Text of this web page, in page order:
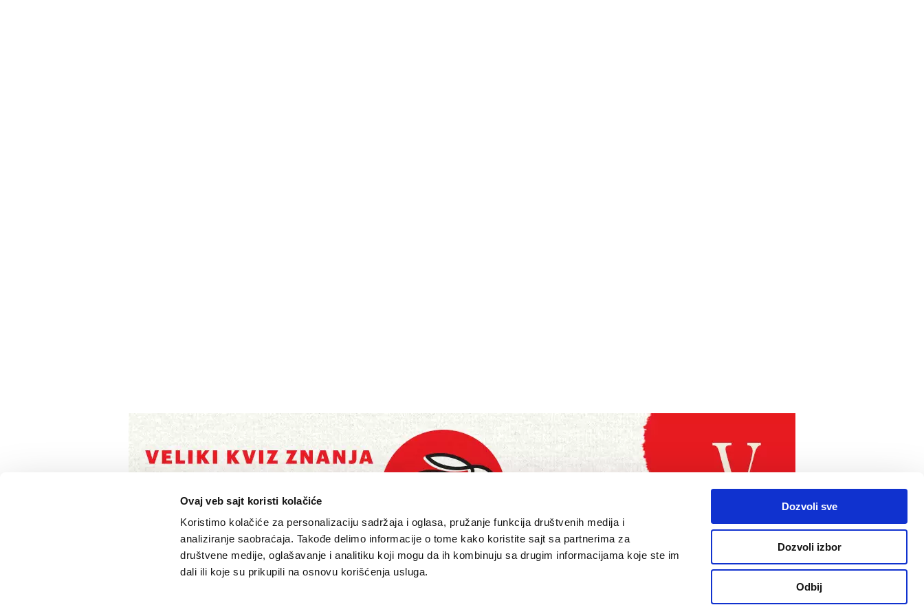
Ovaj veb sajt koristi kolačiće
Koristimo kolačiće za personalizaciju sadržaja i oglasa, pružanje funkcija društvenih medija i
analiziranje saobraćaja. Takođe delimo informacije o tome kako koristite sajt sa partnerima za
društvene medije, oglašavanje i analitiku koji mogu da ih kombinuju sa drugim informacijama koje ste im
dali ili koje su prikupili na osnovu korišćenja usluga.
Dozvoli sve
Dozvoli izbor
Odbij